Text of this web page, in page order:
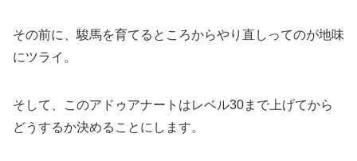
その前に、駿馬を育てるところからやり直しってのが地味
にツライ。
そして、このアドゥアナートはレベル30まで上げてから
どうするか決めることにします。